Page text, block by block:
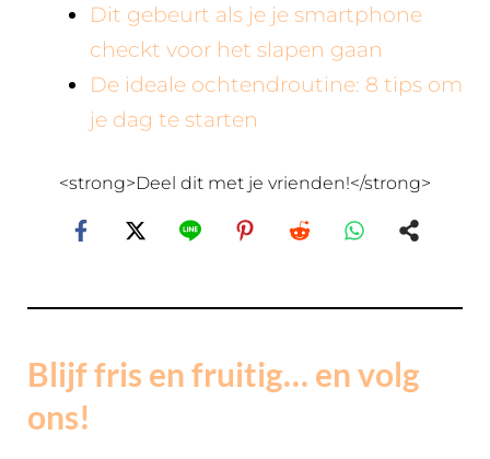
Dit gebeurt als je je smartphone
checkt voor het slapen gaan
De ideale ochtendroutine: 8 tips om
je dag te starten
<strong>Deel dit met je vrienden!</strong>
Blijf fris en fruitig… en volg
ons!